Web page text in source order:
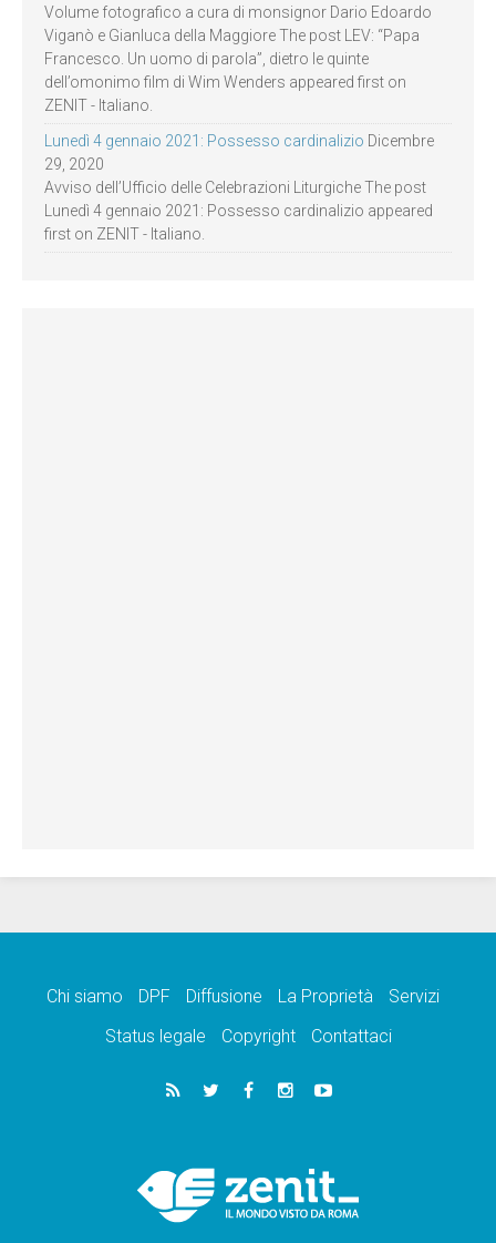
Volume fotografico a cura di monsignor Dario Edoardo
Viganò e Gianluca della Maggiore The post LEV: “Papa
Francesco. Un uomo di parola”, dietro le quinte
dell’omonimo film di Wim Wenders appeared first on
ZENIT - Italiano.
Lunedì 4 gennaio 2021: Possesso cardinalizio Dicembre
29, 2020
Avviso dell’Ufficio delle Celebrazioni Liturgiche The post
Lunedì 4 gennaio 2021: Possesso cardinalizio appeared
first on ZENIT - Italiano.
Chi siamo DPF Diffusione La Proprietà
Servizi
Status legale
Copyright Contattaci